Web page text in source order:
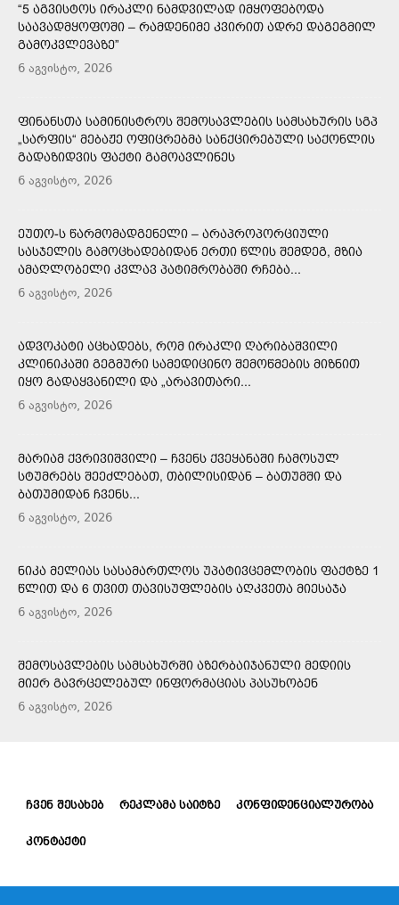
“5 ᲐᲒᲕᲘᲡᲢᲝᲡ ᲘᲠᲐᲙᲚᲘ ᲜᲐᲛᲓᲕᲘᲚᲐᲓ ᲘᲛᲧᲝᲤᲔᲑᲝᲓᲐ
ᲡᲐᲐᲕᲐᲓᲛᲧᲝᲤᲝᲨᲘ – ᲠᲐᲛᲓᲔᲜᲘᲛᲔ ᲙᲕᲘᲠᲘᲗ ᲐᲓᲠᲔ ᲓᲐᲒᲔᲒᲛᲘᲚ
ᲒᲐᲛᲝᲙᲕᲚᲔᲕᲐᲖᲔ”
6 აგვისტო, 2026
ᲤᲘᲜᲐᲜᲡᲗᲐ ᲡᲐᲛᲘᲜᲘᲡᲢᲠᲝᲡ ᲨᲔᲛᲝᲡᲐᲕᲚᲔᲑᲘᲡ ᲡᲐᲛᲡᲐᲮᲣᲠᲘᲡ ᲡᲒᲞ
„ᲡᲐᲠᲤᲘᲡ“ ᲛᲔᲑᲐᲟᲔ ᲝᲤᲘᲪᲠᲔᲑᲛᲐ ᲡᲐᲜᲥᲪᲘᲠᲔᲑᲣᲚᲘ ᲡᲐᲥᲝᲜᲚᲘᲡ
ᲒᲐᲓᲐᲖᲘᲓᲕᲘᲡ ᲤᲐᲥᲢᲘ ᲒᲐᲛᲝᲐᲕᲚᲘᲜᲔᲡ
6 აგვისტო, 2026
ᲔᲣᲗᲝ-Ს ᲬᲐᲠᲛᲝᲛᲐᲓᲒᲔᲜᲔᲚᲘ – ᲐᲠᲐᲞᲠᲝᲞᲝᲠᲪᲘᲣᲚᲘ
ᲡᲐᲡᲯᲔᲚᲘᲡ ᲒᲐᲛᲝᲪᲮᲐᲓᲔᲑᲘᲓᲐᲜ ᲔᲠᲗᲘ ᲬᲚᲘᲡ ᲨᲔᲛᲓᲔᲒ, ᲛᲖᲘᲐ
ᲐᲛᲐᲦᲚᲝᲑᲔᲚᲘ ᲙᲕᲚᲐᲕ ᲞᲐᲢᲘᲛᲠᲝᲑᲐᲨᲘ ᲠᲩᲔᲑᲐ...
6 აგვისტო, 2026
ᲐᲓᲕᲝᲙᲐᲢᲘ ᲐᲪᲮᲐᲓᲔᲑᲡ, ᲠᲝᲛ ᲘᲠᲐᲙᲚᲘ ᲦᲐᲠᲘᲑᲐᲨᲕᲘᲚᲘ
ᲙᲚᲘᲜᲘᲙᲐᲨᲘ ᲒᲔᲒᲛᲣᲠᲘ ᲡᲐᲛᲔᲓᲘᲪᲘᲜᲝ ᲨᲔᲛᲝᲬᲛᲔᲑᲘᲡ ᲛᲘᲖᲜᲘᲗ
ᲘᲧᲝ ᲒᲐᲓᲐᲧᲕᲐᲜᲘᲚᲘ ᲓᲐ „ᲐᲠᲐᲕᲘᲗᲐᲠᲘ...
6 აგვისტო, 2026
ᲛᲐᲠᲘᲐᲛ ᲥᲕᲠᲘᲕᲘᲨᲕᲘᲚᲘ – ᲩᲕᲔᲜᲡ ᲥᲕᲔᲧᲐᲜᲐᲨᲘ ᲩᲐᲛᲝᲡᲣᲚ
ᲡᲢᲣᲛᲠᲔᲑᲡ ᲨᲔᲔᲫᲚᲔᲑᲐᲗ, ᲗᲑᲘᲚᲘᲡᲘᲓᲐᲜ – ᲑᲐᲗᲣᲛᲨᲘ ᲓᲐ
ᲑᲐᲗᲣᲛᲘᲓᲐᲜ ᲩᲕᲔᲜᲡ...
6 აგვისტო, 2026
ᲜᲘᲙᲐ ᲛᲔᲚᲘᲐᲡ ᲡᲐᲡᲐᲛᲐᲠᲗᲚᲝᲡ ᲣᲞᲐᲢᲘᲕᲪᲔᲛᲚᲝᲑᲘᲡ ᲤᲐᲥᲢᲖᲔ 1
ᲬᲚᲘᲗ ᲓᲐ 6 ᲗᲕᲘᲗ ᲗᲐᲕᲘᲡᲣᲤᲚᲔᲑᲘᲡ ᲐᲦᲙᲕᲔᲗᲐ ᲛᲘᲔᲡᲐᲯᲐ
6 აგვისტო, 2026
ᲨᲔᲛᲝᲡᲐᲕᲚᲔᲑᲘᲡ ᲡᲐᲛᲡᲐᲮᲣᲠᲨᲘ ᲐᲖᲔᲠᲑᲐᲘᲯᲐᲜᲣᲚᲘ ᲛᲔᲓᲘᲘᲡ
ᲛᲘᲔᲠ ᲒᲐᲕᲠᲪᲔᲚᲔᲑᲣᲚ ᲘᲜᲤᲝᲠᲛᲐᲪᲘᲐᲡ ᲞᲐᲡᲣᲮᲝᲑᲔᲜ
6 აგვისტო, 2026
ᲩᲕᲔᲜ ᲨᲔᲡᲐᲮᲔᲑ ᲠᲔᲙᲚᲐᲛᲐ ᲡᲐᲘᲢᲖᲔ ᲙᲝᲜᲤᲘᲓᲔᲜᲪᲘᲐᲚᲣᲠᲝᲑᲐ
ᲙᲝᲜᲢᲐᲥᲢᲘ